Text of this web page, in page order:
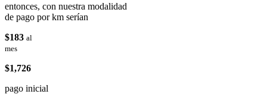
entonces, con nuestra modalidad
de pago por km serían
$183 al
mes
$1,726
pago inicial